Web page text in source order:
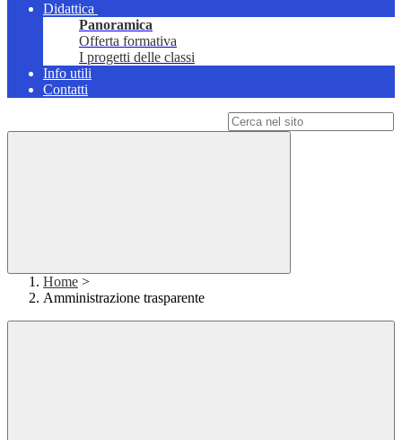
Didattica
Panoramica
Offerta formativa
I progetti delle classi
Info utili
Contatti
Home >
Amministrazione trasparente